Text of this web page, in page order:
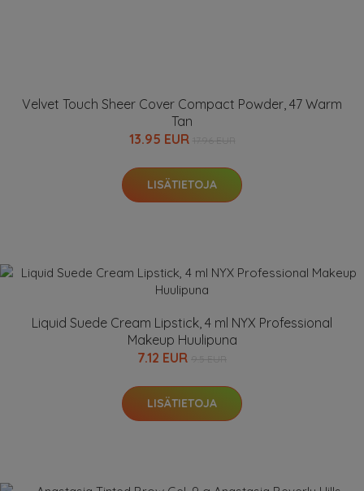
Velvet Touch Sheer Cover Compact Powder, 47 Warm
Tan
13.95 EUR
LISÄTIETOJA
Liquid Suede Cream Lipstick, 4 ml NYX Professional
Makeup Huulipuna
7.12 EUR
LISÄTIETOJA